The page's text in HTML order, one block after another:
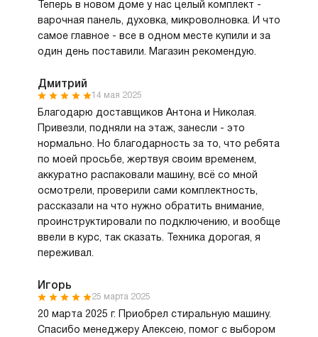
Теперь в новом доме у нас целый комплект -
варочная панель, духовка, микроволновка. И что
самое главное - все в одном месте купили и за
один день поставили. Магазин рекомендую.
Дмитрий
14 мая 2025
Благодарю доставщиков Антона и Николая.
Привезли, подняли на этаж, занесли - это
нормально. Но благодарность за то, что ребята
по моей просьбе, жертвуя своим временем,
аккуратно распаковали машину, всё со мной
осмотрели, проверили сами комплектность,
рассказали на что нужно обратить внимание,
проинструктировали по подключению, и вообще
ввели в курс, так сказать. Техника дорогая, я
переживал.
Игорь
25 марта 2025
20 марта 2025 г. Приобрел стиральную машину.
Спасибо менеджеру Алексею, помог с выбором